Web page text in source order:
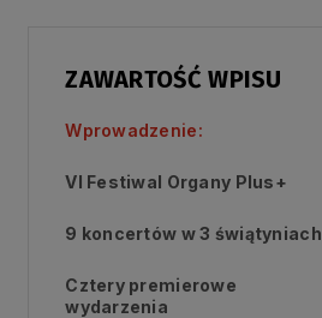
ZAWARTOŚĆ WPISU
Wprowadzenie:
VI Festiwal Organy Plus+
9 koncertów w 3 świątyniach
Cztery premierowe
wydarzenia